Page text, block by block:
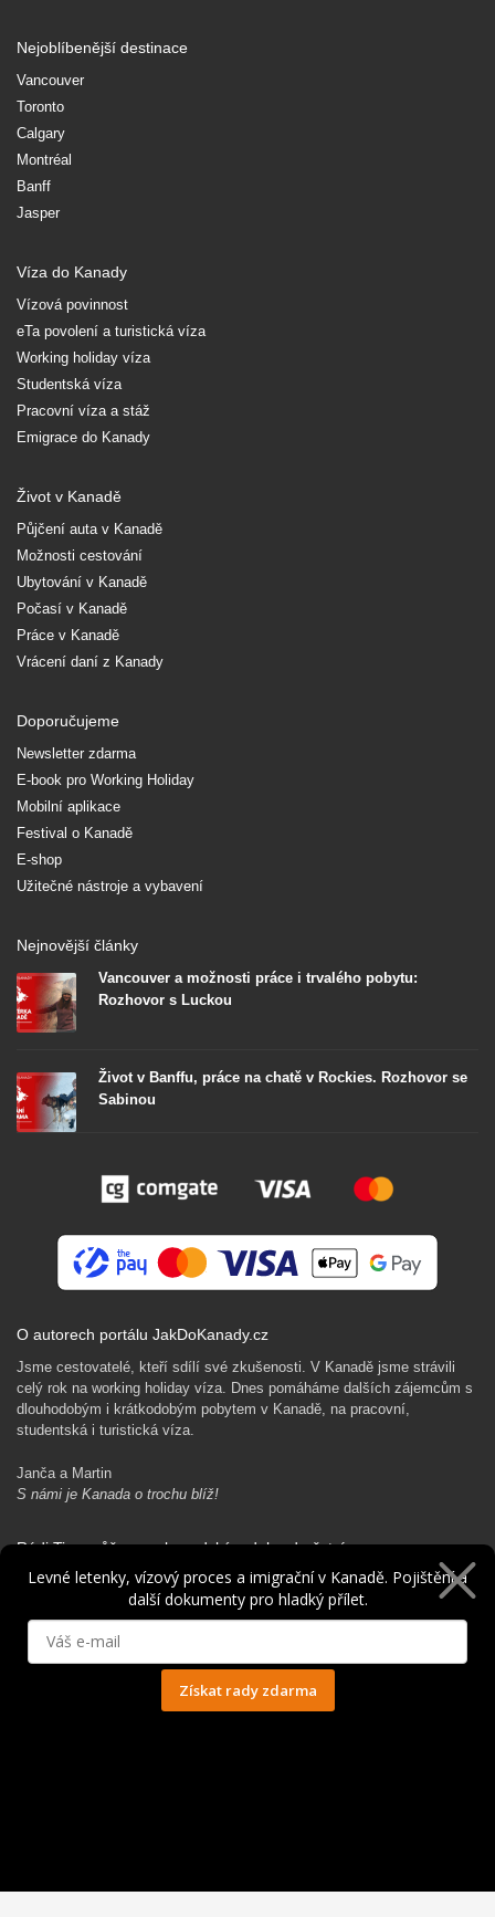
Nejoblíbenější destinace
Vancouver
Toronto
Calgary
Montréal
Banff
Jasper
Víza do Kanady
Vízová povinnost
eTa povolení a turistická víza
Working holiday víza
Studentská víza
Pracovní víza a stáž
Emigrace do Kanady
Život v Kanadě
Půjčení auta v Kanadě
Možnosti cestování
Ubytování v Kanadě
Počasí v Kanadě
Práce v Kanadě
Vrácení daní z Kanady
Doporučujeme
Newsletter zdarma
E-book pro Working Holiday
Mobilní aplikace
Festival o Kanadě
E-shop
Užitečné nástroje a vybavení
Nejnovější články
Vancouver a možnosti práce i trvalého pobytu:
Rozhovor s Luckou
Život v Banffu, práce na chatě v Rockies. Rozhovor se
Sabinou
O autorech portálu JakDoKanady.cz
Jsme cestovatelé, kteří sdílí své zkušenosti. V Kanadě jsme strávili
celý rok na working holiday víza. Dnes pomáháme dalších zájemcům s
dlouhodobým i krátkodobým pobytem v Kanadě, na pracovní,
studentská i turistická víza.
Janča a Martin
S námi je Kanada o trochu blíž!
Rádi Ti pomůžeme s kanadským dobrodružstvím…
Levné letenky, vízový proces a imigrační v Kanadě. Pojištění a
další dokumenty pro hladký přílet.
Získat rady zdarma